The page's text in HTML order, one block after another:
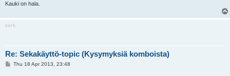
Kauki on hala.
zerk
Re: Sekakäyttö-topic (Kysymyksiä komboista)
PThu 18 Apr 2013, 23:48